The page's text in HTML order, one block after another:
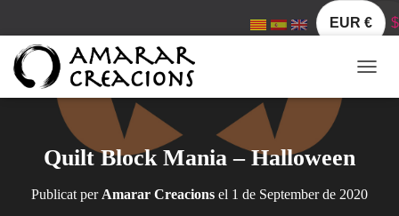
EUR € $
A
A
Quilt Block Mania – Halloween
Publicat per Amarar Creacions el 1 de September de 2020